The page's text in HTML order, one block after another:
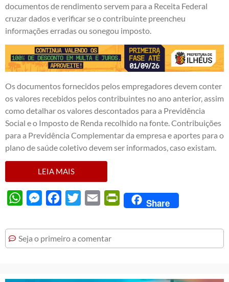
documentos de rendimento servem para a Receita Federal
cruzar dados e verificar se o contribuinte preencheu
informações erradas ou sonegou imposto.
Os documentos fornecidos pelos empregadores devem conter
os valores recebidos pelos contribuintes no ano anterior, assim
como detalhar os valores descontados para a Previdência
Social e o Imposto de Renda recolhido na fonte. Contribuições
para a Previdência Complementar da empresa e aportes para o
plano de saúde coletivo devem ser informados, caso existam.
LEIA MAIS
WhatsAppMessengerFacebook
Twitter Email PrintFriendly
Share
Seja o primeiro a comentar